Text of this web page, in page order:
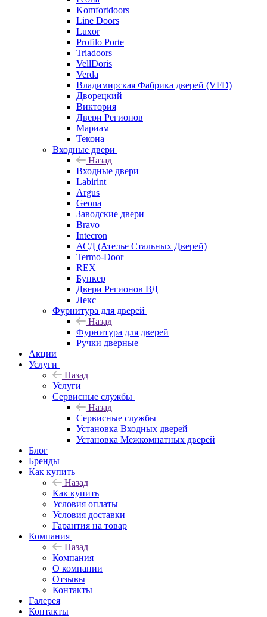
Komfortdoors
Line Doors
Luxor
Profilo Porte
Triadoors
VellDoris
Verda
Владимирская Фабрика дверей (VFD)
Дворецкий
Виктория
Двери Регионов
Мариам
Текона
Входные двери
Назад
Входные двери
Labirint
Argus
Geona
Заводские двери
Bravo
Intecron
АСД (Ателье Стальных Дверей)
Termo-Door
REX
Бункер
Двери Регионов ВД
Лекс
Фурнитура для дверей
Назад
Фурнитура для дверей
Ручки дверные
Акции
Услуги
Назад
Услуги
Сервисные службы
Назад
Сервисные службы
Установка Входных дверей
Установка Межкомнатных дверей
Блог
Бренды
Как купить
Назад
Как купить
Условия оплаты
Условия доставки
Гарантия на товар
Компания
Назад
Компания
О компании
Отзывы
Контакты
Галерея
Контакты